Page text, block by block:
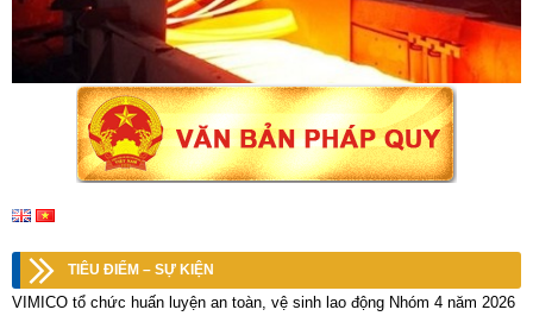
TIÊU ĐIỂM – SỰ KIỆN
VIMICO tổ chức huấn luyện an toàn, vệ sinh lao động Nhóm 4 năm 2026